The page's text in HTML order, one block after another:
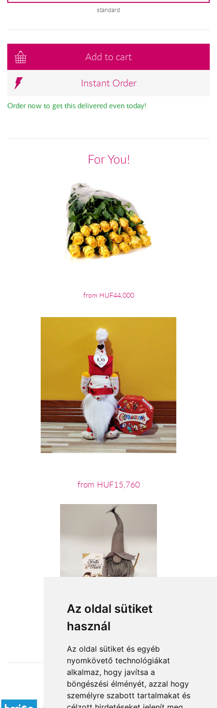
Az oldal sütiket
használ
Az oldal sütiket és egyéb
nyomkövető technológiákat
alkalmaz, hogy javítsa a
böngészési élményét, azzal hogy
személyre szabott tartalmakat és
standard
Add to cart
Instant Order
Order now to get this delivered even today!
For You!
from HUF44,000
from HUF15,760
from HUF15,120
Accepted payment methods